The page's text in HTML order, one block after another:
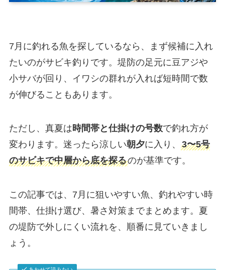
7月に釣れる魚を探しているなら、まず候補に入れ
たいのがサビキ釣りです。堤防の足元に豆アジや
小サバが回り、イワシの群れが入れば短時間で数
が伸びることもあります。
ただし、真夏は時間帯と仕掛けの号数で釣れ方が
変わります。迷ったら涼しい朝夕に入り、 3〜5号
のサビキで中層から底を探るのが基準です。
この記事では、7月に狙いやすい魚、釣れやすい時
間帯、仕掛け選び、暑さ対策までまとめます。夏
の堤防で外しにくい流れを、順番に見ていきまし
ょう。